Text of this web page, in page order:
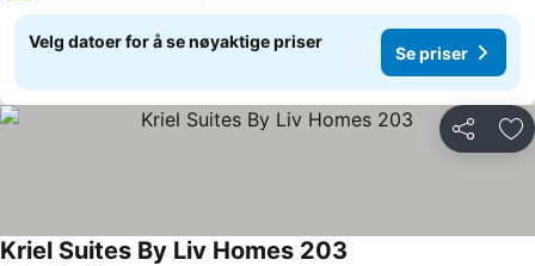
Velg datoer for å se nøyaktige priser
Se priser
Del
Kriel Suites By Liv Homes 203